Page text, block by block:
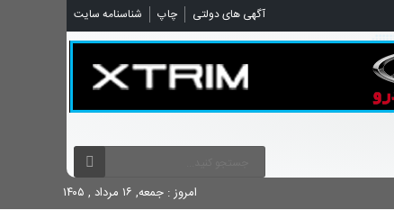
آگهی های دولتی چاپ شناسنامه سایت
امروز : جمعه, ۱۶ مرداد , ۱۴۰۵